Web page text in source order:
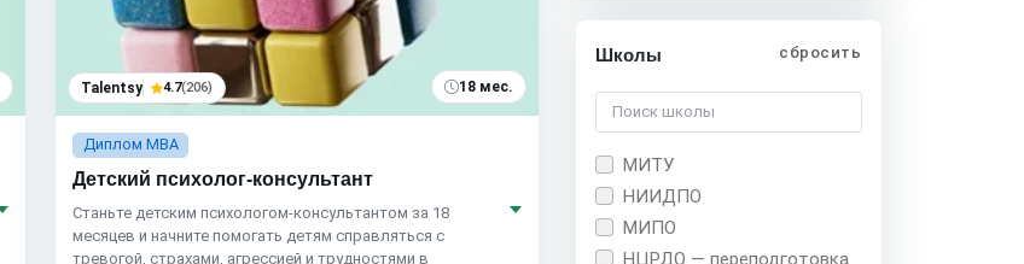
Talentsy 4.7(206) 18 мес.
Диплом MBA
Детский психолог-консультант
Станьте детским психологом-консультантом за 18
месяцев и начните помогать детям справляться с
тревогой, страхами, агрессией и трудностями в
Школы сбросить
МИТУ
НИИДПО
МИПО
НЦРДО — переподготовка